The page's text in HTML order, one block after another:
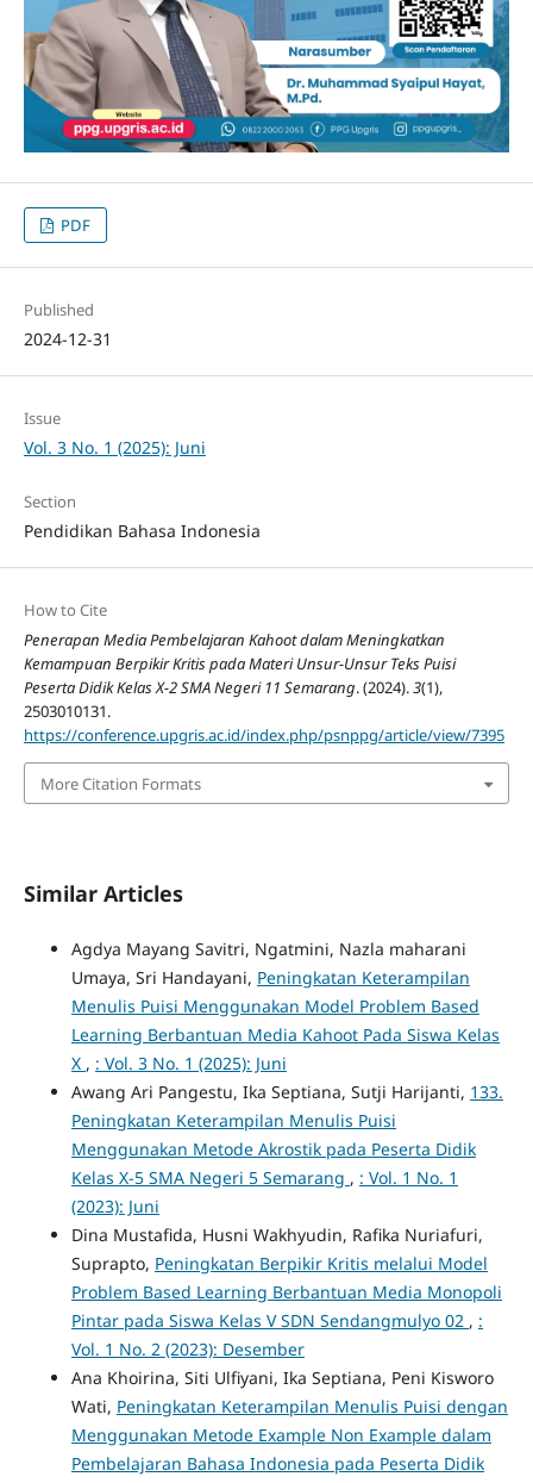
PDF
Published
2024-12-31
Issue
Vol. 3 No. 1 (2025): Juni
Section
Pendidikan Bahasa Indonesia
How to Cite
Penerapan Media Pembelajaran Kahoot dalam Meningkatkan
Kemampuan Berpikir Kritis pada Materi Unsur-Unsur Teks Puisi
Peserta Didik Kelas X-2 SMA Negeri 11 Semarang. (2024).3(1),
2503010131.
https://conference.upgris.ac.id/index.php/psnppg/article/view/7395
More Citation Formats
Similar Articles
Agdya Mayang Savitri, Ngatmini, Nazla maharani
Umaya, Sri Handayani, Peningkatan Keterampilan
Menulis Puisi Menggunakan Model Problem Based
Learning Berbantuan Media Kahoot Pada Siswa Kelas
X , : Vol. 3 No. 1 (2025): Juni
Awang Ari Pangestu, Ika Septiana, Sutji Harijanti, 133.
Peningkatan Keterampilan Menulis Puisi
Menggunakan Metode Akrostik pada Peserta Didik
Kelas X-5 SMA Negeri 5 Semarang , : Vol. 1 No. 1
(2023): Juni
Dina Mustafida, Husni Wakhyudin, Rafika Nuriafuri,
Suprapto, Peningkatan Berpikir Kritis melalui Model
Problem Based Learning Berbantuan Media Monopoli
Pintar pada Siswa Kelas V SDN Sendangmulyo 02 , :
Vol. 1 No. 2 (2023): Desember
Ana Khoirina, Siti Ulfiyani, Ika Septiana, Peni Kisworo
Wati, Peningkatan Keterampilan Menulis Puisi dengan
Menggunakan Metode Example Non Example dalam
Pembelajaran Bahasa Indonesia pada Peserta Didik